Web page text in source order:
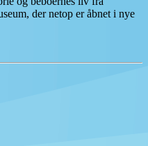
der netop er åbnet i nye